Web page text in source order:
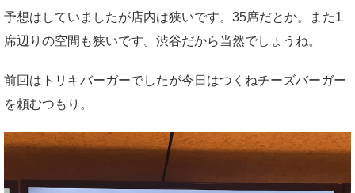
予想はしていましたが店内は狭いです。35席だとか。また1
席辺りの空間も狭いです。渋谷だから当然でしょうね。
前回はトリキバーガーでしたが今日はつくねチーズバーガー
を頼むつもり。